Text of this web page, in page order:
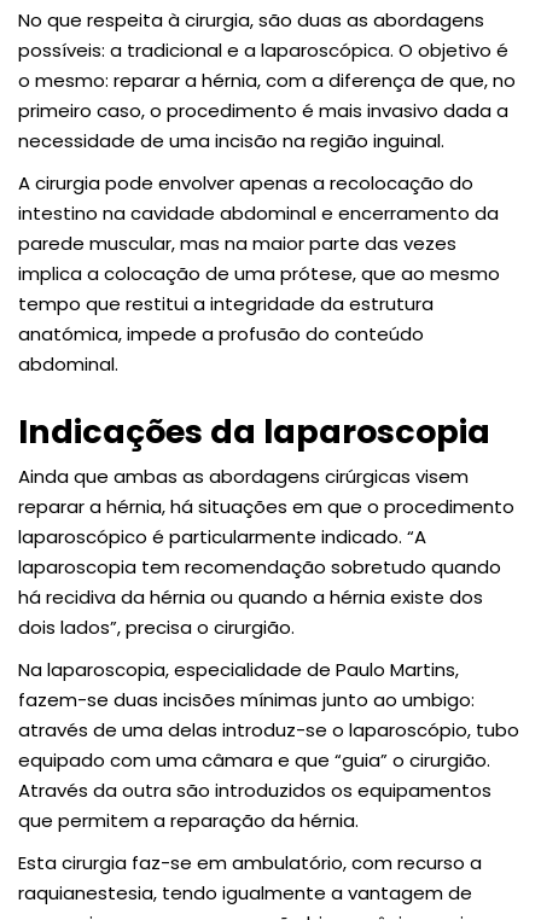
No que respeita à cirurgia, são duas as abordagens
possíveis: a tradicional e a laparoscópica. O objetivo é
o mesmo: reparar a hérnia, com a diferença de que, no
primeiro caso, o procedimento é mais invasivo dada a
necessidade de uma incisão na região inguinal.
A cirurgia pode envolver apenas a recolocação do
intestino na cavidade abdominal e encerramento da
parede muscular, mas na maior parte das vezes
implica a colocação de uma prótese, que ao mesmo
tempo que restitui a integridade da estrutura
anatómica, impede a profusão do conteúdo
abdominal.
Indicações da laparoscopia
Ainda que ambas as abordagens cirúrgicas visem
reparar a hérnia, há situações em que o procedimento
laparoscópico é particularmente indicado. “A
laparoscopia tem recomendação sobretudo quando
há recidiva da hérnia ou quando a hérnia existe dos
dois lados”, precisa o cirurgião.
Na laparoscopia, especialidade de Paulo Martins,
fazem-se duas incisões mínimas junto ao umbigo:
através de uma delas introduz-se o laparoscópio, tubo
equipado com uma câmara e que “guia” o cirurgião.
Através da outra são introduzidos os equipamentos
que permitem a reparação da hérnia.
Esta cirurgia faz-se em ambulatório, com recurso a
raquianestesia, tendo igualmente a vantagem de